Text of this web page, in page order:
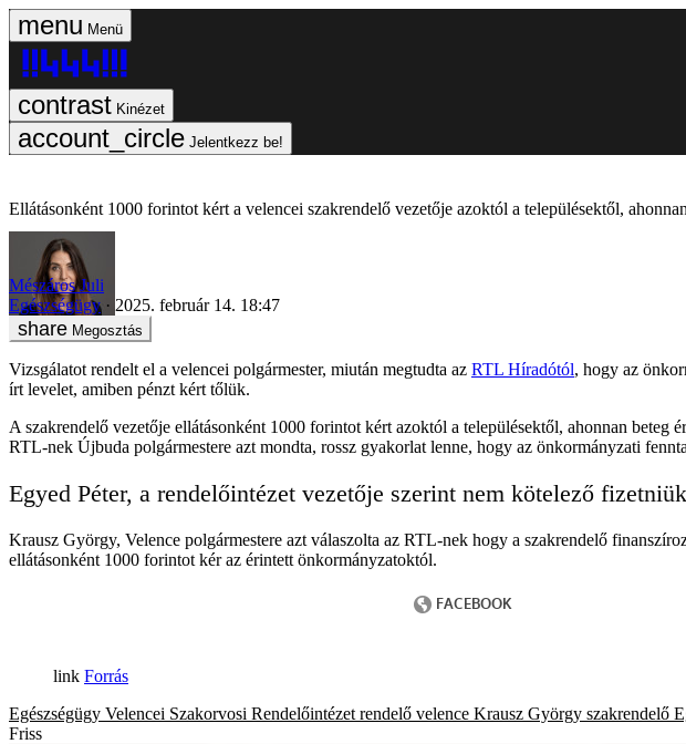
Menü
Kinézet
Jelentkezz be!
Ellátásonként 1000 forintot kért a velencei szakrendelő vezetője azoktól a településektől,
Mészáros Juli
Egészségügy
2025. február 14. 18:47
Megosztás
Vizsgálatot rendelt el a velencei polgármester, miután megtudta az RTL Híradótól, hogy az
írt levelet, amiben pénzt kért tőlük.
A szakrendelő vezetője ellátásonként 1000 forintot kért azoktól a településektől, ahonnan
RTL-nek Újbuda polgármestere azt mondta, rossz gyakorlat lenne, hogy az önkormányzati
Egyed Péter, a rendelőintézet vezetője szerint nem kötelező
Krausz György, Velence polgármestere azt válaszolta az RTL-nek hogy a szakrendelő
ellátásonként 1000 forintot kér az érintett önkormányzatoktól.
Forrás
Egészségügy Velencei Szakorvosi Rendelőintézet rendelő velence Krausz György szakrendelő
Friss